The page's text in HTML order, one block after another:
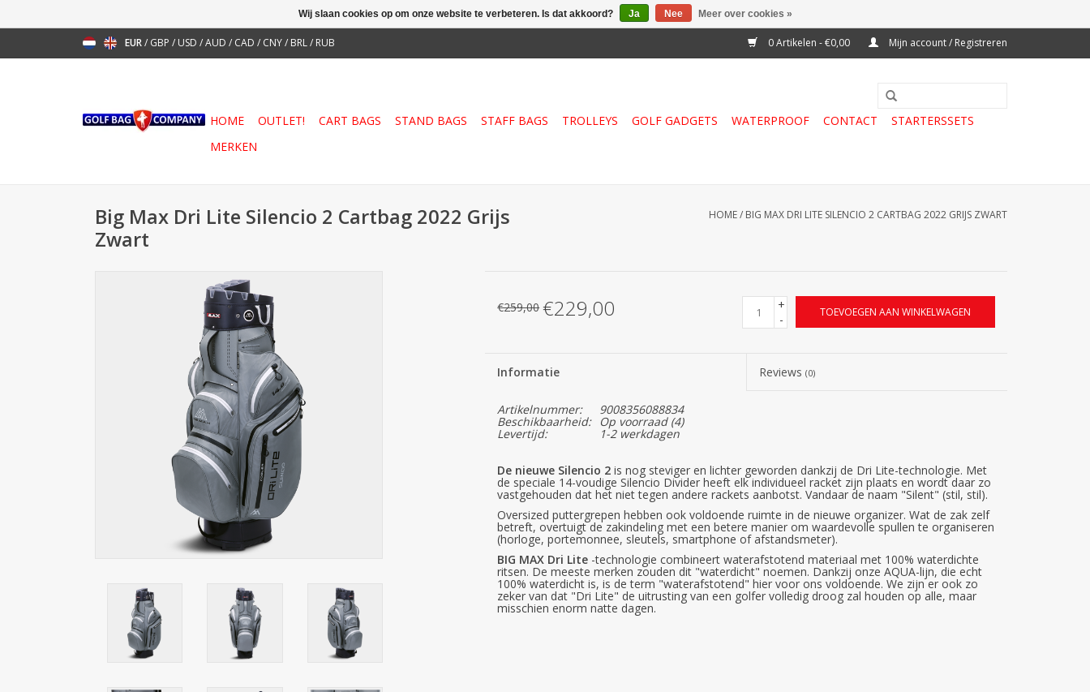
EUR/ GBP / USD /AUD / CAD / CNY/ BRL/ RUB 0 Artikelen - €0,00 Mijn account / Registreren
HOME OUTLET! CART BAGS STAND BAGS STAFF BAGS TROLLEYS GOLF GADGETS WATERPROOF CONTACT
STARTERSSETS
MERKEN
Big Max Dri Lite Silencio 2 Cartbag 2022 Grijs
Zwart
HOME/ BIG MAX DRI LITE SILENCIO 2 CARTBAG 2022 GRIJS ZWART
€259,00 €229,00
+
-
TOEVOEGEN AAN WINKELWAGEN
Informatie Reviews(0)
Artikelnummer: 9008356088834
Beschikbaarheid: Op voorraad(4)
Levertijd: 1-2 werkdagen
De nieuwe Silencio 2 is nog steviger en lichter geworden dankzij de Dri Lite-technologie. Met
de speciale 14-voudige Silencio Divider heeft elk individueel racket zijn plaats en wordt daar zo
vastgehouden dat het niet tegen andere rackets aanbotst. Vandaar de naam "Silent" (stil, stil).
Oversized puttergrepen hebben ook voldoende ruimte in de nieuwe organizer. Wat de zak zelf
betreft, overtuigt de zakindeling met een betere manier om waardevolle spullen te organiseren
(horloge, portemonnee, sleutels, smartphone of afstandsmeter).
BIG MAX Dri Lite -technologie combineert waterafstotend materiaal met 100% waterdichte
ritsen. De meeste merken zouden dit "waterdicht" noemen. Dankzij onze AQUA-lijn, die echt
100% waterdicht is, is de term "waterafstotend" hier voor ons voldoende. We zijn er ook zo
zeker van dat "Dri Lite" de uitrusting van een golfer volledig droog zal houden op alle, maar
misschien enorm natte dagen.
Wij slaan cookies op om onze website te verbeteren. Is dat akkoord? Ja Nee Meer over cookies »